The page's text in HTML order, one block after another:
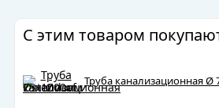
С этим товаром
Труба канализационная